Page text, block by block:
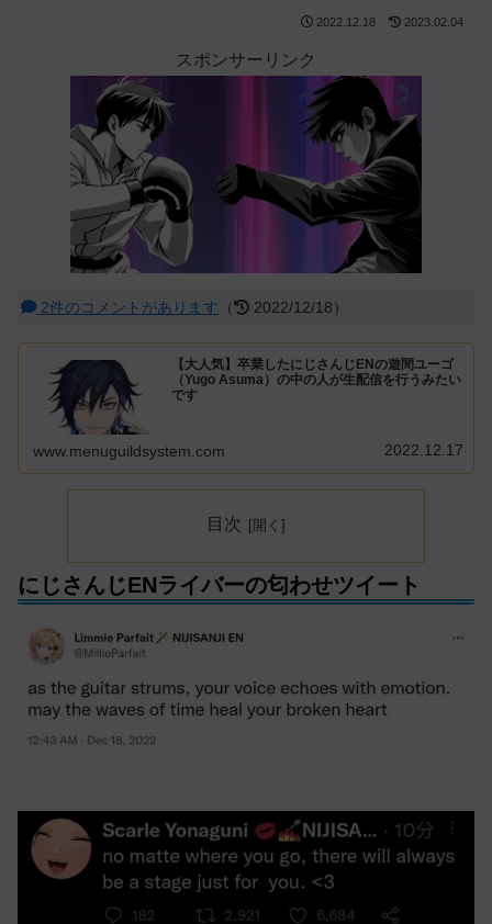
2022.12.18 2023.02.04
スポンサーリンク
2件のコメントがあります （ 2022/12/18）
【大人気】卒業したにじさんじENの遊間ユーゴ
（Yugo Asuma）の中の人が生配信を行うみたい
です
www.menuguildsystem.com 2022.12.17
目次
にじさんじENライバーの匂わせツイート